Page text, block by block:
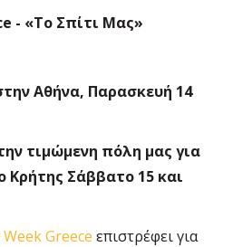
- «Το Σπίτι Μας»
Αθήνα, Παρασκευή 14
τιμώμενη πόλη μας για
Κρήτης Σάββατο 15 και
Greece επιστρέφει για